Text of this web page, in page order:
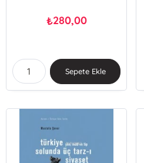
₺280,00
Sepete Ekle